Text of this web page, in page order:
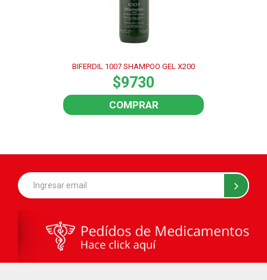
BIFERDIL 1007 SHAMPOO GEL X200
$9730
COMPRAR